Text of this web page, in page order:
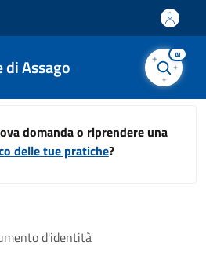
di Assago
AI
domanda o riprendere una
delle tue pratiche?
d'identità